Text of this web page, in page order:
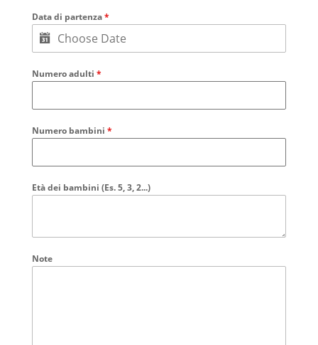
Data di partenza*
Numero adulti *
Numero bambini *
Età dei bambini (Es. 5, 3, 2...)
Note